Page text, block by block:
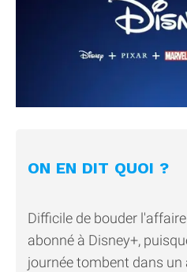
ON EN DIT QUOI ?
Difficile de bouder
abonné à Disney+,
journée tombent dans